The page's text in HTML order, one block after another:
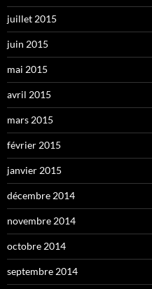
juillet 2015
juin 2015
mai 2015
avril 2015
mars 2015
février 2015
janvier 2015
décembre 2014
novembre 2014
octobre 2014
septembre 2014